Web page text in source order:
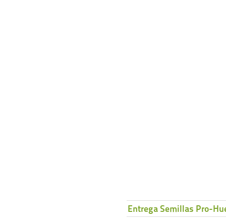
Entrega Semillas Pro-